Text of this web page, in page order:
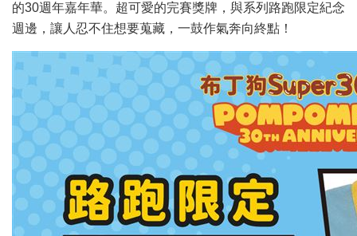
的30週年嘉年華。超可愛的完賽獎牌，與系列路跑限定紀念
週邊，讓人忍不住想要蒐藏，一鼓作氣奔向終點！